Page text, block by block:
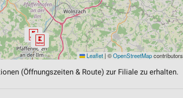
Leaflet | ©OpenStreetMapcontributors
(Öffnungszeiten & Route) zur Filiale zu erhalten.